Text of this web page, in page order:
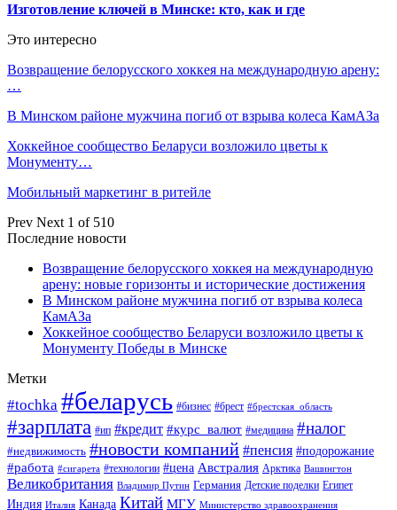
Изготовление ключей в Минске: кто, как и где
Это интересно
Возвращение белорусского хоккея на международную арену:
…
В Минском районе мужчина погиб от взрыва колеса КамАЗа
Хоккейное сообщество Беларуси возложило цветы к
Монументу…
Мобильный маркетинг в ритейле
Prev Next 1 of 510
Последние новости
Возвращение белорусского хоккея на международную
арену: новые горизонты и исторические достижения
В Минском районе мужчина погиб от взрыва колеса
КамАЗа
Хоккейное сообщество Беларуси возложило цветы к
Монументу Победы в Минске
Метки
#tochka #беларусь #бизнес #брест #брестская_область
#зарплата #ип #кредит #курс_валют #медицина #налог
#недвижимость #новости компаний #пенсия #подорожание
#работа #сигарета #технологии #цена Австралия Арктика Вашингтон
Великобритания Владимир Путин Германия Детские поделки Египет
Индия Италия Канада Китай МГУ Министерство здравоохранения